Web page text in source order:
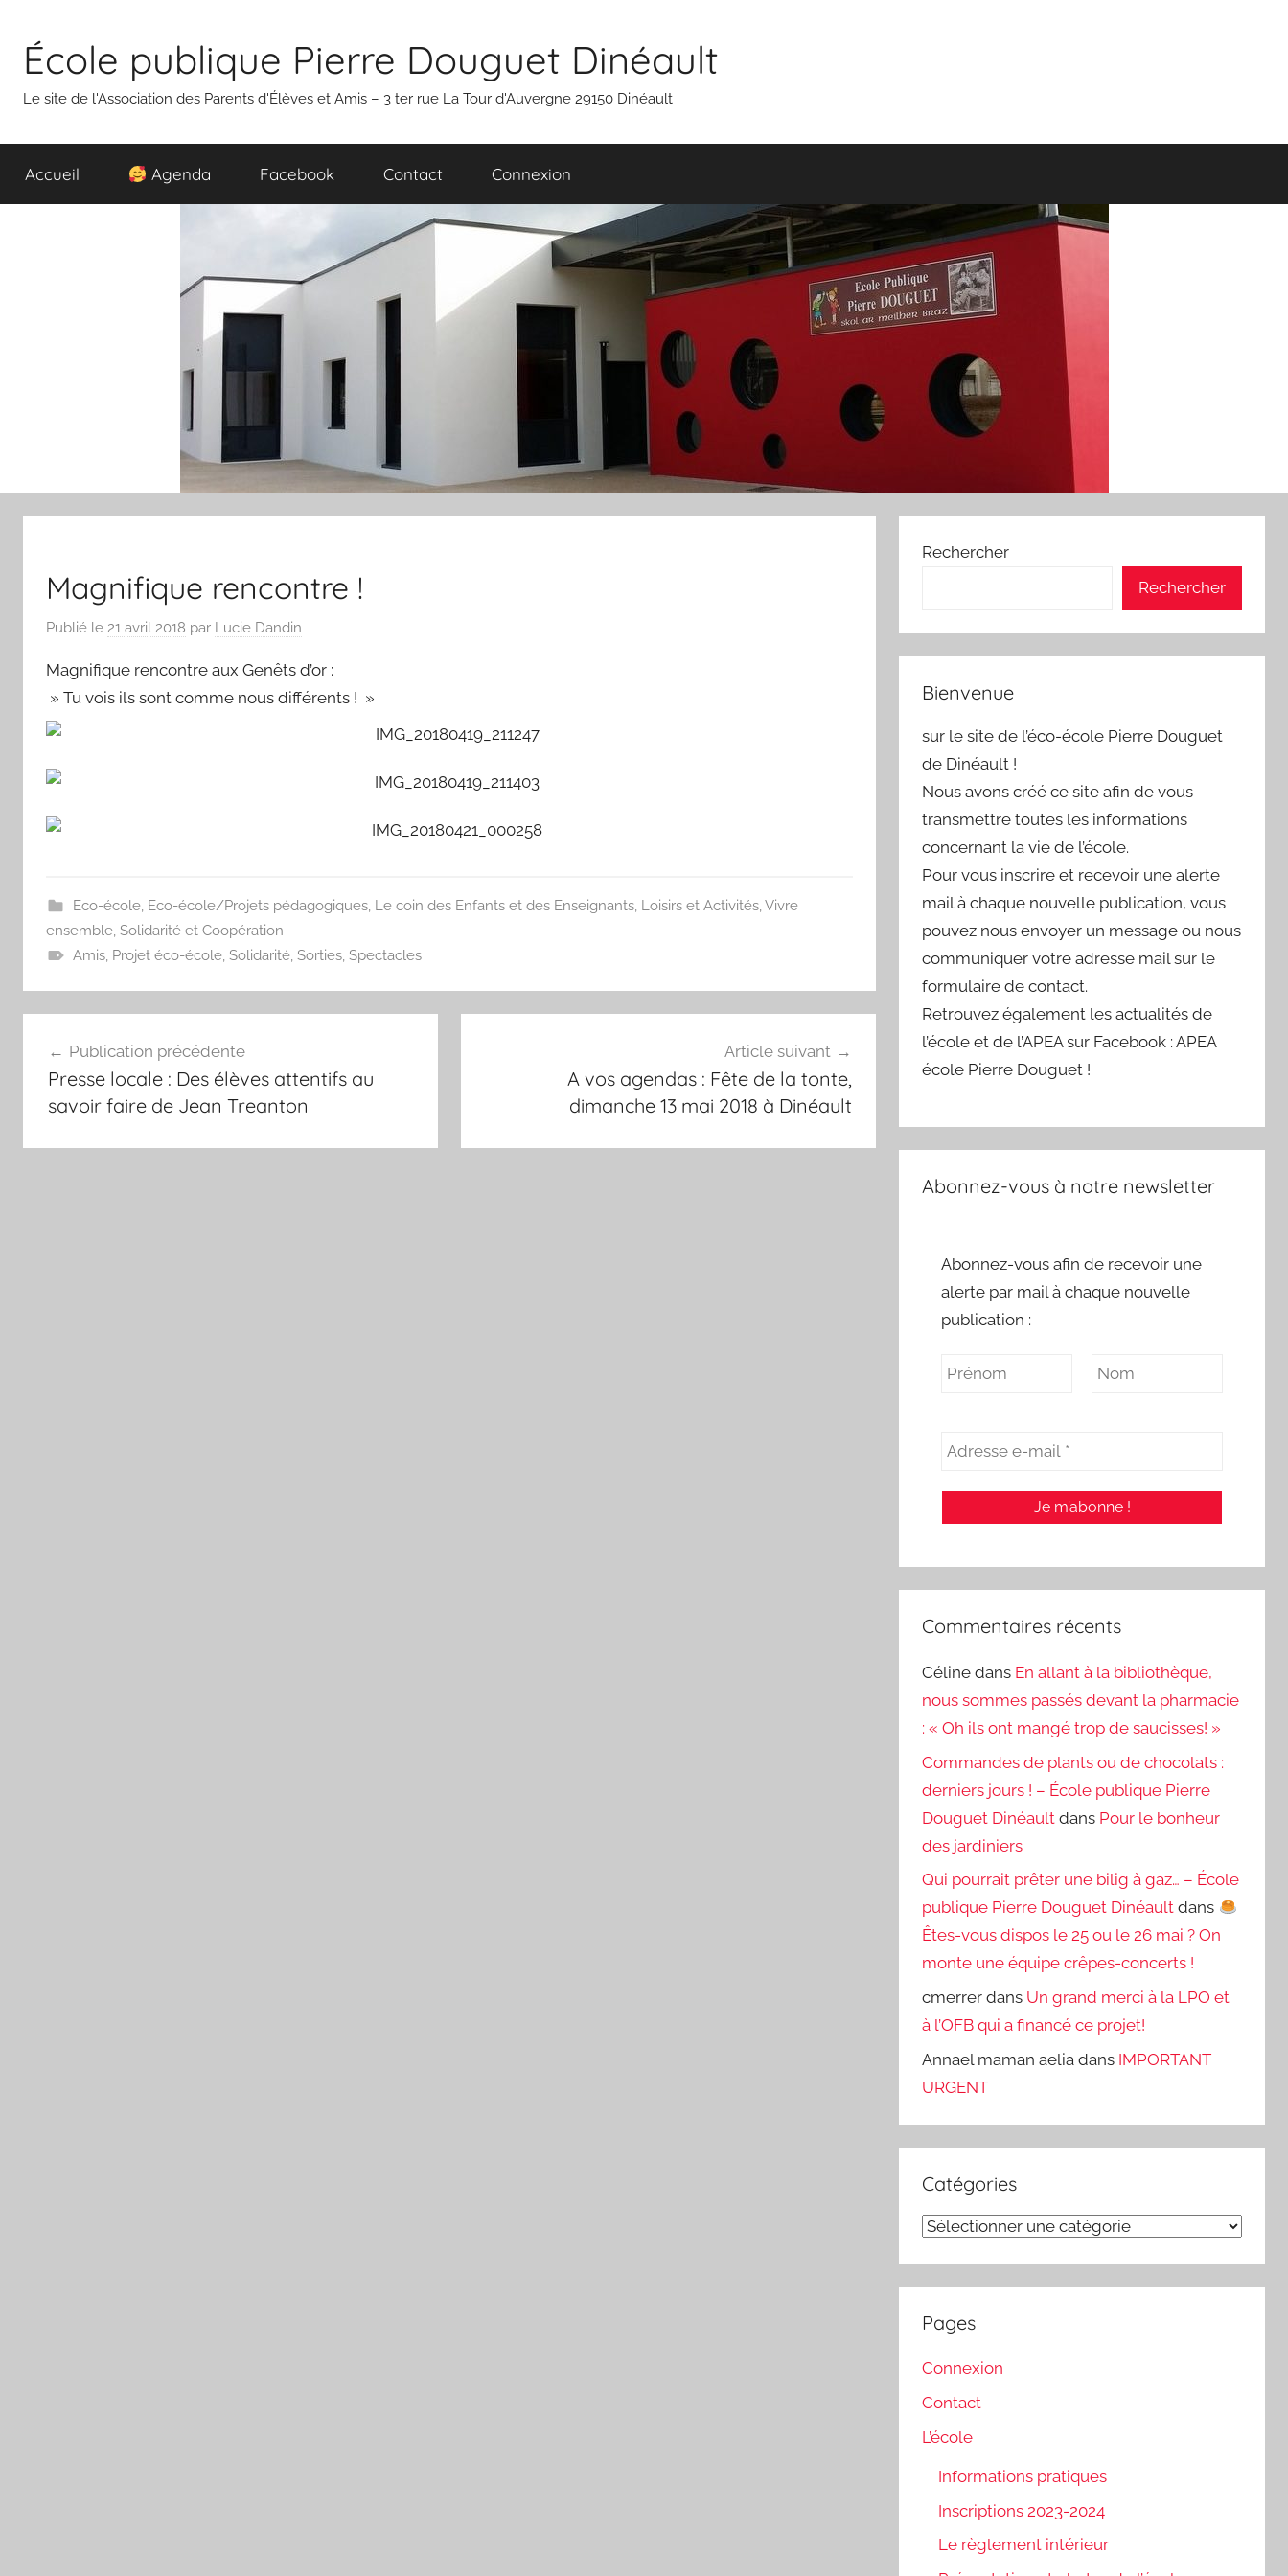
contenu
École publique Pierre Douguet Dinéault
Le site de l'Association des Parents d'Élèves et Amis – 3 ter rue La Tour d'Auvergne 29150 Dinéault
Accueil Agenda Facebook Contact Connexion
Magnifique rencontre !
Publié le 21 avril 2018 par Lucie Dandin
Magnifique rencontre aux Genêts d’or :
» Tu vois ils sont comme nous différents ! »
Eco-école, Eco-école/Projets pédagogiques, Le coin des Enfants et des Enseignants, Loisirs et Activités,Vivre
ensemble, Solidarité et Coopération
Amis, Projet éco-école, Solidarité, Sorties, Spectacles
de
l’article
Publication précédente
Presse locale : Des élèves attentifs au
savoir faire de Jean Treanton
Article suivant
A vos agendas : Fête de la tonte,
dimanche 13 mai 2018 à Dinéault
Rechercher
Rechercher
Bienvenue
sur le site de l’éco-école Pierre Douguet
de Dinéault !
Nous avons créé ce site afin de vous
transmettre toutes les informations
concernant la vie de l’école.
Pour vous inscrire et recevoir une alerte
mail à chaque nouvelle publication, vous
pouvez nous envoyer un message ou nous
communiquer votre adresse mail sur le
formulaire de contact.
Retrouvez également les actualités de
l’école et de l’APEA sur Facebook : APEA
école Pierre Douguet !
Abonnez-vous à notre newsletter
Abonnez-vous afin de recevoir une
alerte par mail à chaque nouvelle
publication :
Commentaires récents
Céline dans En allant à la bibliothèque,
nous sommes passés devant la pharmacie
: « Oh ils ont mangé trop de saucisses! »
Commandes de plants ou de chocolats :
derniers jours ! – École publique Pierre
Douguet Dinéault dans Pour le bonheur
des jardiniers
Qui pourrait prêter une bilig à gaz… – École
publique Pierre Douguet Dinéault dans
Êtes-vous dispos le 25 ou le 26 mai ? On
monte une équipe crêpes-concerts !
cmerrer dans Un grand merci à la LPO et
à l’OFB qui a financé ce projet!
Annael maman aelia dans IMPORTANT
URGENT
Catégories
Catégories
Pages
Connexion
Contact
L’école
Informations pratiques
Inscriptions 2023-2024
Le règlement intérieur